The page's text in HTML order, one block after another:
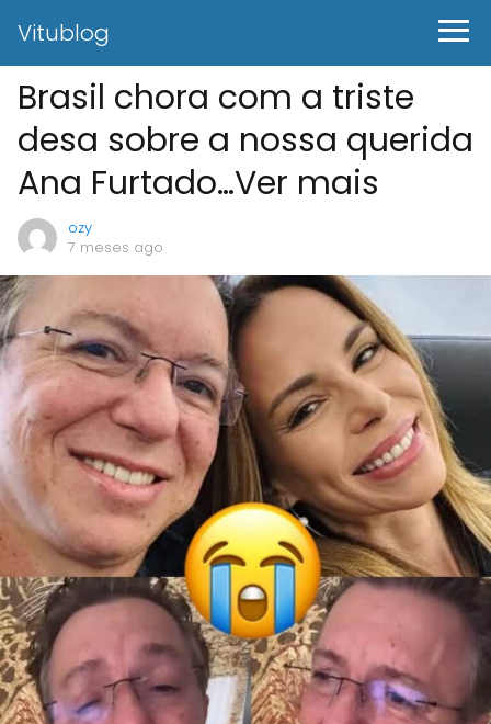
Vitublog
Brasil chora com a triste
desa sobre a nossa querida
Ana Furtado…Ver mais
ozy
7 meses ago